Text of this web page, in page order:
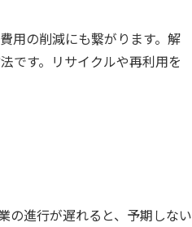
用の削減にも繋がります。解
です。リサイクルや再利用を
の進行が遅れると、予期しない